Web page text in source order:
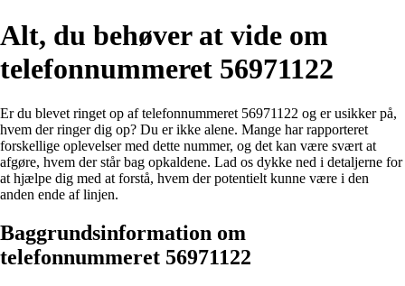
Alt, du behøver at vide om
telefonnummeret 56971122
Er du blevet ringet op af telefonnummeret 56971122 og er usikker på,
hvem der ringer dig op? Du er ikke alene. Mange har rapporteret
forskellige oplevelser med dette nummer, og det kan være svært at
afgøre, hvem der står bag opkaldene. Lad os dykke ned i detaljerne for
at hjælpe dig med at forstå, hvem der potentielt kunne være i den
anden ende af linjen.
Baggrundsinformation om
telefonnummeret 56971122